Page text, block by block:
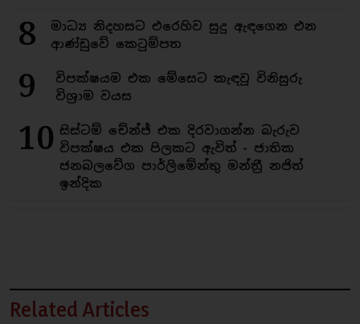
8
මාධ්‍ය නිදහසට එරෙහිව සුදු ඇඳගෙන එන
ආණ්ඩුවේ කෙටුම්පත
9
විපක්ෂයම එක මේසෙට කැඳවූ විනිසුරු
විශ්‍රාම වයස
10 සිස්ටම් චේන්ජ් එක දිරවාගන්න බැරුව
විපක්ෂය එක පිලකට ඇවිත් - ජාතික
ජනබලවේග පාර්ලිමේන්තු මන්ත්‍රී නජිත්
ඉන්දික
Related Articles